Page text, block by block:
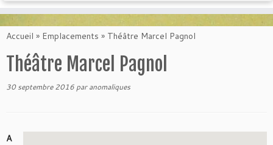
auAccueil » Emplacements » Théâtre Marcel Pagnol
Théâtre Marcel Pagnol
30 septembre 2016 paranomaliques
A